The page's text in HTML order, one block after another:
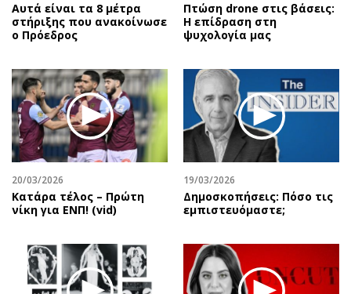
Αυτά είναι τα 8 μέτρα
στήριξης που ανακοίνωσε
ο Πρόεδρος
Πτώση drone στις βάσεις:
Η επίδραση στη
ψυχολογία μας
20/03/2026
Κατάρα τέλος – Πρώτη
νίκη για ΕΝΠ! (vid)
19/03/2026
Δημοσκοπήσεις: Πόσο τις
εμπιστευόμαστε;